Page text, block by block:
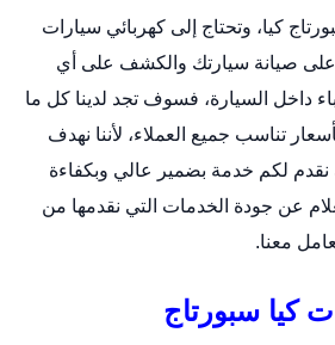
كيا، وتحتاج إلى كهربائي سيارات
على صيانة سيارتك والكشف على أي
داخل السيارة، فسوف تجد لدينا كل ما
تناسب جميع العملاء، لأننا نهدف
لكم خدمة بضمير عالي وبكفاءة
عن جودة الخدمات التي نقدمها من
معنا.
كيا سبورتاج